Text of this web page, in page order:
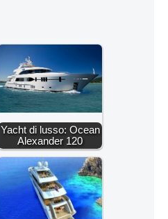
Yacht di lusso: Ocean
Alexander 120